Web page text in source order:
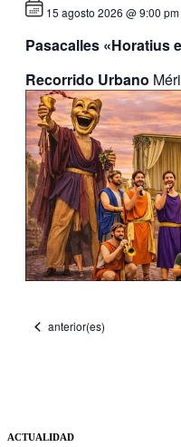
Pasacalles «Horatius
15 agosto 2026 @ 9:00 pm
Recorrido Urbano
Eventos
anterior(es)
ACTUALIDAD